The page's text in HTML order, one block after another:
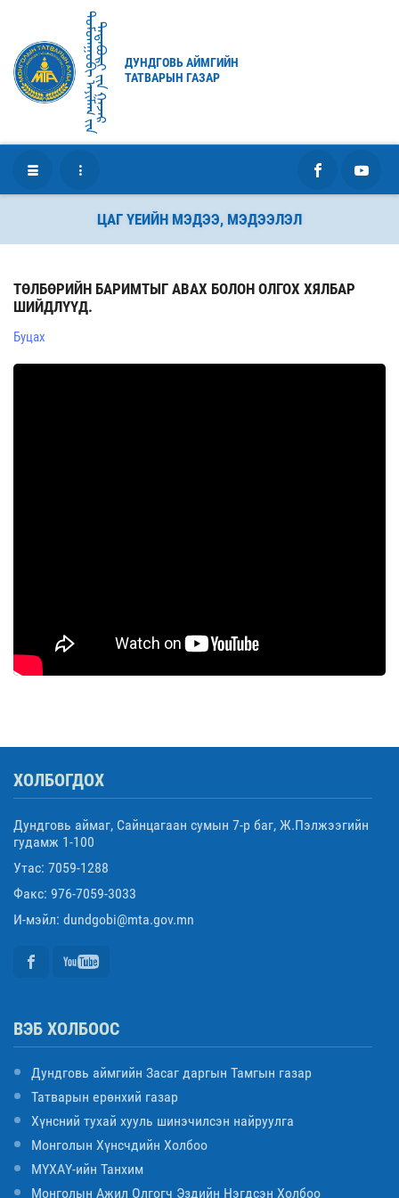
ᠳᠤᠮᠳᠠᠭᠣᠪᠢ ᠠᠶᠢᠮᠠᠭ ᠶ᠋ᠢᠨᠲᠠᠲᠠᠪᠤᠷᠢ ᠶ᠋ᠢᠨ ᠭᠠᠵᠠᠷ
ДУНДГОВЬ АЙМГИЙН
ТАТВАРЫН ГАЗАР
ЦАГ ҮЕИЙН МЭДЭЭ, МЭДЭЭЛЭЛ
ТӨЛБӨРИЙН БАРИМТЫГ АВАХ БОЛОН ОЛГОХ ХЯЛБАР
ШИЙДЛҮҮД.
Буцах
ХОЛБОГДОХ
Дундговь аймаг, Сайнцагаан сумын 7-р баг, Ж.Пэлжээгийн
гудамж 1-100
Утас: 7059-1288
Факс: 976-7059-3033
И-мэйл: dundgobi@mta.gov.mn
ВЭБ ХОЛБООС
Дундговь аймгийн Засаг даргын Тамгын газар
Татварын ерөнхий газар
Хүнсний тухай хууль шинэчилсэн найруулга
Монголын Хүнсчдийн Холбоо
МҮХАҮ-ийн Танхим
Монголын Ажил Олгогч Эздийн Нэгдсэн Холбоо